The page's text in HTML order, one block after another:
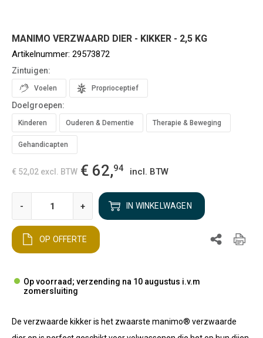
MANIMO VERZWAARD DIER - KIKKER - 2,5 KG
Artikelnummer: 29573872
Zintuigen:
Voelen Proprioceptief
Doelgroepen:
Kinderen Ouderen & Dementie Therapie & Beweging
Gehandicapten
€ 52,02 excl. BTW € 62,94 incl. BTW
- + IN WINKELWAGEN
OP OFFERTE
Op voorraad; verzending na 10 augustus i.v.m
zomersluiting
De verzwaarde kikker is het zwaarste manimo® verzwaarde